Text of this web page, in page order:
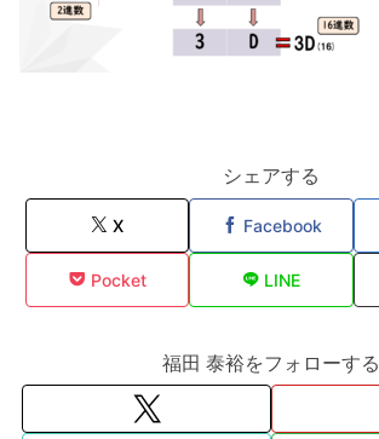
シェアする
X Facebook
Pocket LINE
福田 泰裕をフォローする